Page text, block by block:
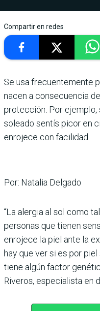
Compartir en redes
Se usa frecuentemente
nacen a consecuencia
protección. Por ejemplo,
soleado sentís picor en
enrojece con facilidad.
Por: Natalia Delgado
“La alergia al sol como
personas que tienen
enrojece la piel ante la
hay que ver si es por
tiene algún factor
Riveros, especialista en